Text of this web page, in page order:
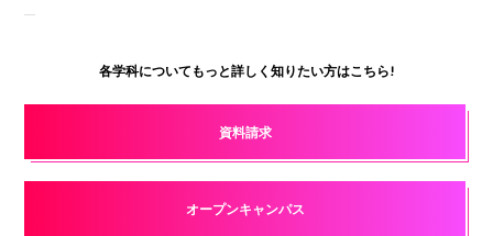
各学科についてもっと詳しく知りたい方はこちら!
資料請求
オープンキャンパス